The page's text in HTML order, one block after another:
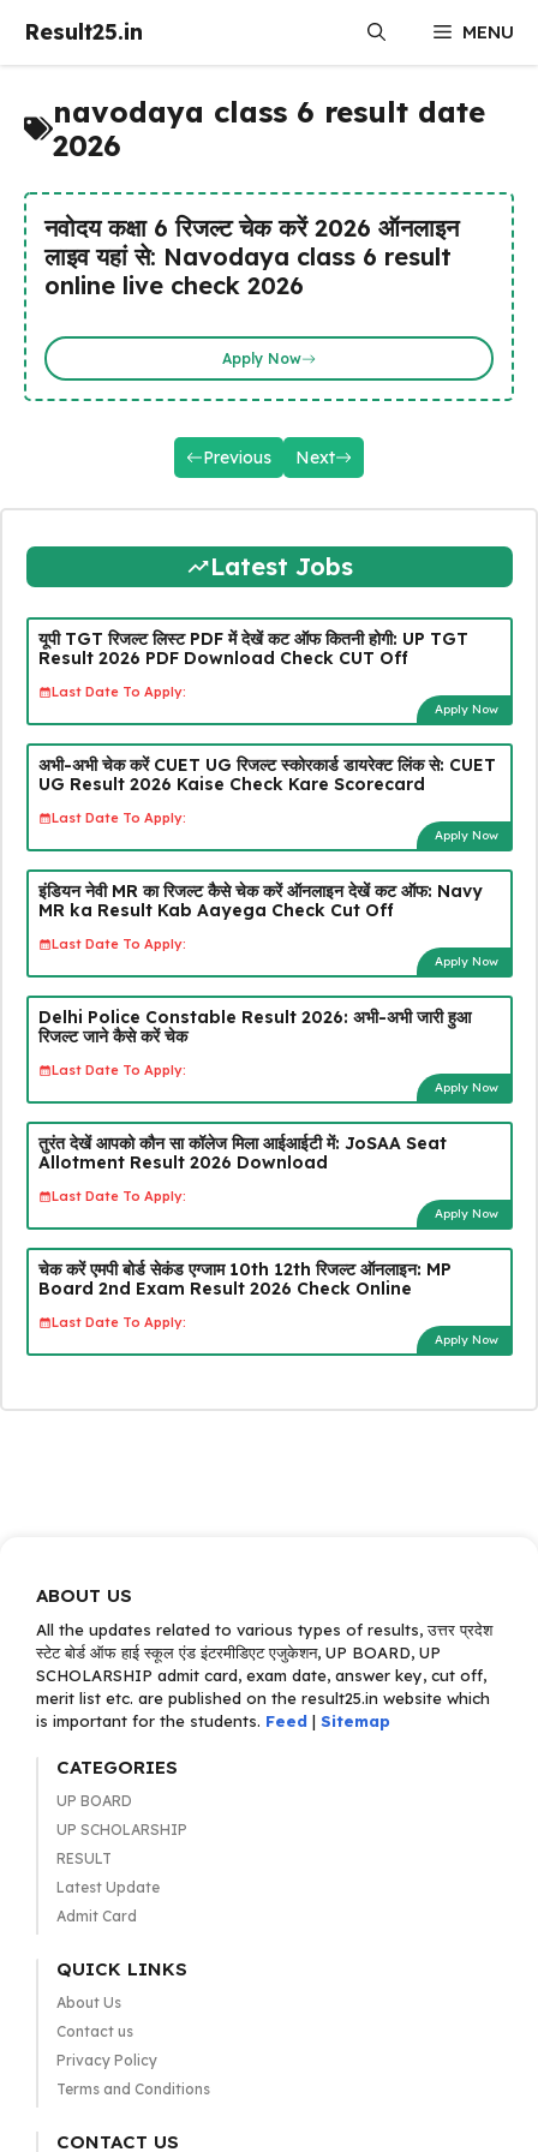
Result25.in MENU
navodaya class 6 result date
2026
नवोदय कक्षा 6 रिजल्ट चेक करें 2026 ऑनलाइन
लाइव यहां से: Navodaya class 6 result
online live check 2026
Apply Now
Previous Next
Latest Jobs
यूपी TGT रिजल्ट लिस्ट PDF में देखें कट ऑफ कितनी होगी: UP TGT
Result 2026 PDF Download Check CUT Off
Last Date To Apply:
Apply Now
अभी-अभी चेक करें CUET UG रिजल्ट स्कोरकार्ड डायरेक्ट लिंक से: CUET
UG Result 2026 Kaise Check Kare Scorecard
Last Date To Apply:
Apply Now
इंडियन नेवी MR का रिजल्ट कैसे चेक करें ऑनलाइन देखें कट ऑफ: Navy
MR ka Result Kab Aayega Check Cut Off
Last Date To Apply:
Apply Now
Delhi Police Constable Result 2026: अभी-अभी जारी हुआ
रिजल्ट जाने कैसे करें चेक
Last Date To Apply:
Apply Now
तुरंत देखें आपको कौन सा कॉलेज मिला आईआईटी में: JoSAA Seat
Allotment Result 2026 Download
Last Date To Apply:
Apply Now
चेक करें एमपी बोर्ड सेकंड एग्जाम 10th 12th रिजल्ट ऑनलाइन: MP
Board 2nd Exam Result 2026 Check Online
Last Date To Apply:
Apply Now
ABOUT US
All the updates related to various types of results, उत्तर प्रदेश
स्टेट बोर्ड ऑफ हाई स्कूल एंड इंटरमीडिएट एजुकेशन, UP BOARD, UP
SCHOLARSHIP admit card, exam date, answer key, cut off,
merit list etc. are published on the result25.in website which
is important for the students. Feed | Sitemap
CATEGORIES
UP BOARD
UP SCHOLARSHIP
RESULT
Latest Update
Admit Card
QUICK LINKS
About Us
Contact us
Privacy Policy
Terms and Conditions
CONTACT US